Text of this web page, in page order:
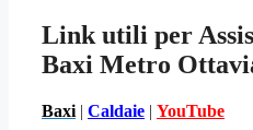
Link utili per
Baxi Metro
Baxi | Caldaie | YouTube